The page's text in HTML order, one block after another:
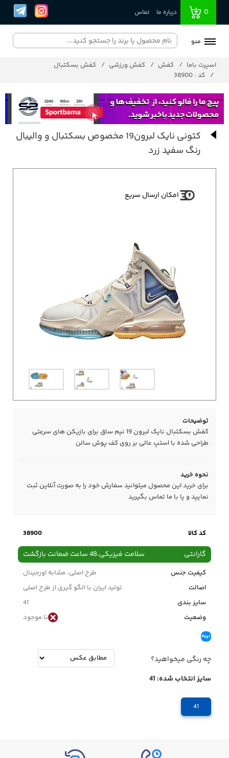
0 درباره ما تماس
منو
اسپرت باما کفش کفش ورزشی
کفش بسکتبال
کد : 38900
کتونی نایک لبرون19 مخصوص بسکتبال و والیبال
رنگ سفید زرد
امکان ارسال سریع
توضیحات
کفش بسکتبال نایک لبرون 19 نیم ساق برای بازیکن های سرعتی
طراحی شده با استپ عالی بر روی کف پوش سالن
نحوه خرید
برای خرید این محصول میتوانید سفارش خود را به صورت آنلاین ثبت
نمایید و یا با ما تماس بگیرید
کد کالا 38900
گارانتی سلامت فیزیکی،48 ساعت ضمانت بازگشت
کیفیت جنس
طرح اصلی، مشابه اورجینال
اصالت
تولید ایران با الگو گیری از طرح اصلی
سایز بندی
41
وضعیت
نا موجود
چه رنگی میخواهید؟
سایز انتخاب شده: 41
41